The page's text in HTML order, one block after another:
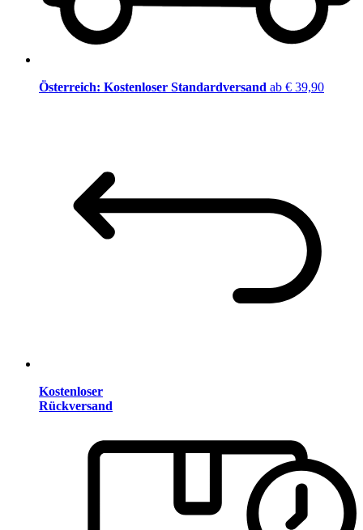
Österreich: Kostenloser Standardversand ab € 39,90
Kostenloser
Rückversand